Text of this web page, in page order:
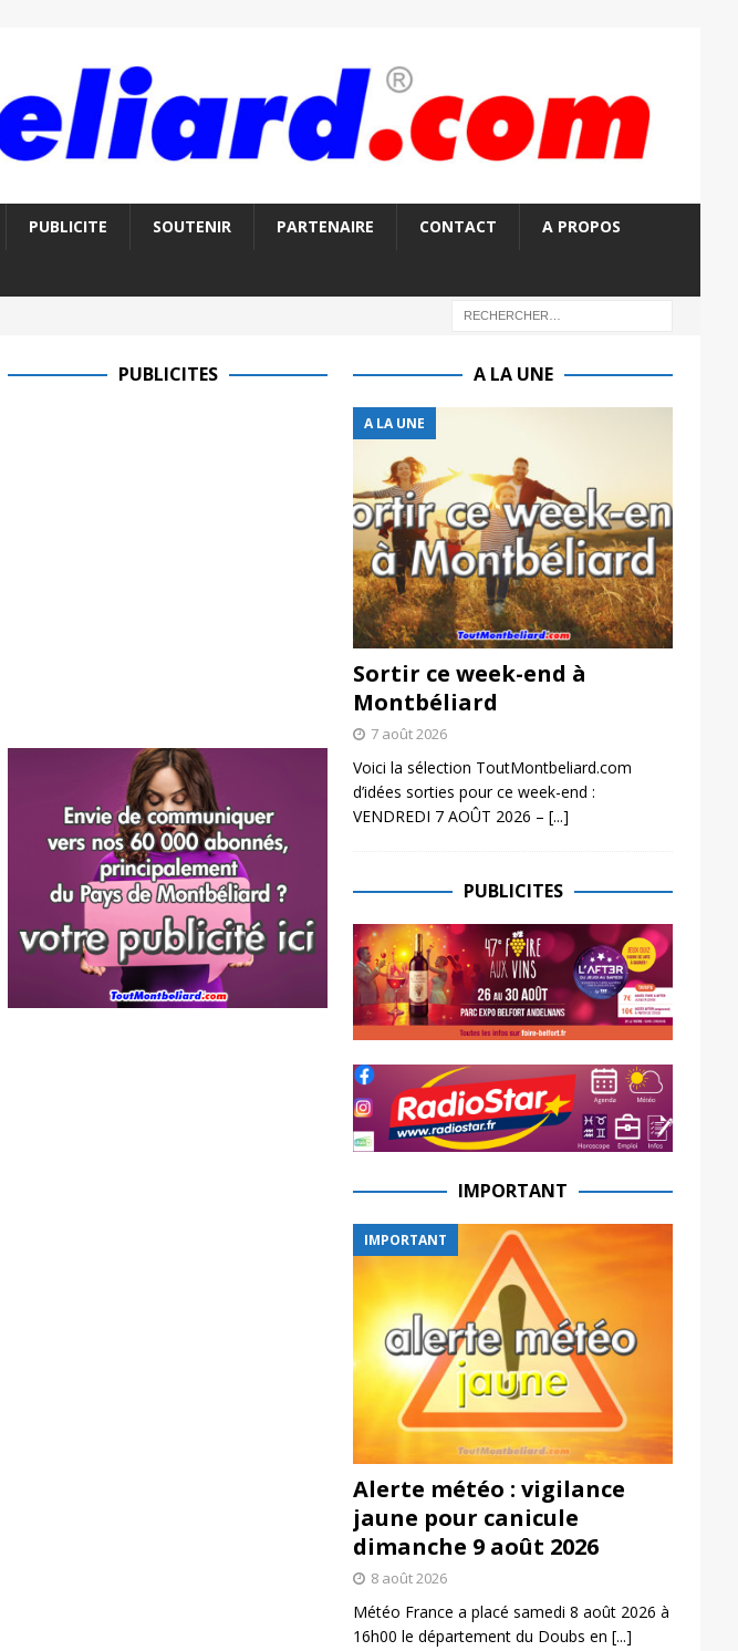
PUBLICITE SOUTENIR PARTENAIRE CONTACT A PROPOS
PUBLICITES A LA UNE
A LA UNE
Sortir ce week-end à
Montbéliard
7 août 2026
Voici la sélection ToutMontbeliard.com
d’idées sorties pour ce week-end :
VENDREDI 7 AOÛT 2026 – [...]
PUBLICITES
IMPORTANT
IMPORTANT
Alerte météo : vigilance
jaune pour canicule
dimanche 9 août 2026
8 août 2026
Météo France a placé samedi 8 août 2026 à
16h00 le département du Doubs en [...]